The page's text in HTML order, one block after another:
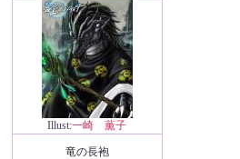
Illust:一崎 薫子
竜の長袍